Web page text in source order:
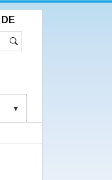
DE